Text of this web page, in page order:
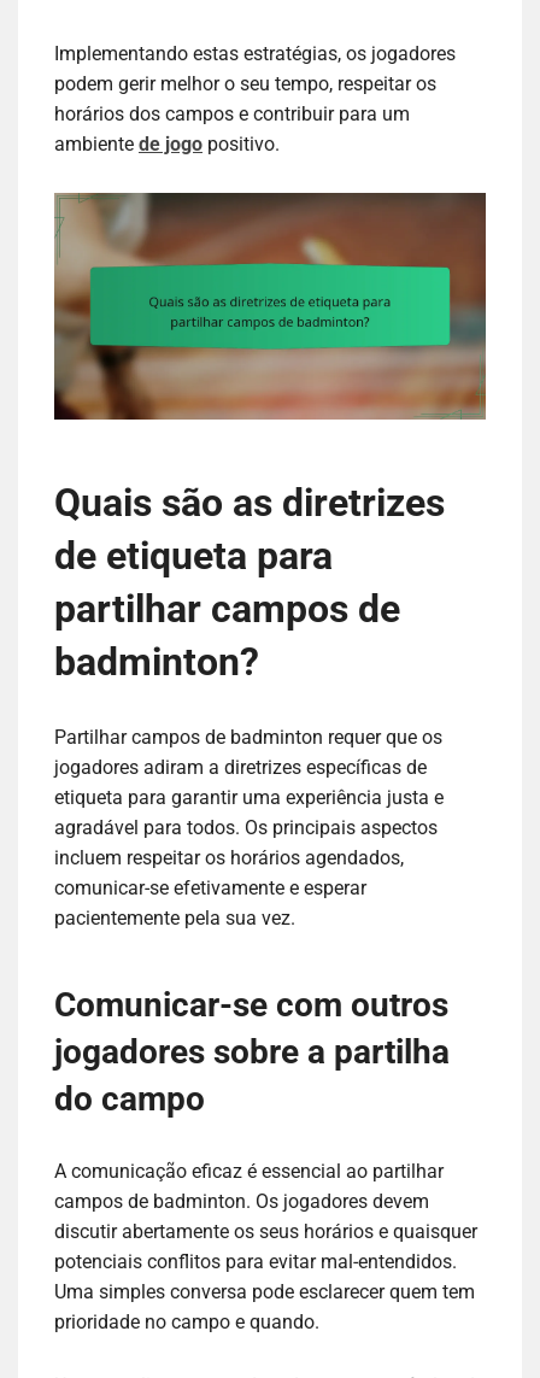
Implementando estas estratégias, os jogadores
podem gerir melhor o seu tempo, respeitar os
horários dos campos e contribuir para um
ambiente de jogo positivo.
Quais são as diretrizes
de etiqueta para
partilhar campos de
badminton?
Partilhar campos de badminton requer que os
jogadores adiram a diretrizes específicas de
etiqueta para garantir uma experiência justa e
agradável para todos. Os principais aspectos
incluem respeitar os horários agendados,
comunicar-se efetivamente e esperar
pacientemente pela sua vez.
Comunicar-se com outros
jogadores sobre a partilha
do campo
A comunicação eficaz é essencial ao partilhar
campos de badminton. Os jogadores devem
discutir abertamente os seus horários e quaisquer
potenciais conflitos para evitar mal-entendidos.
Uma simples conversa pode esclarecer quem tem
prioridade no campo e quando.